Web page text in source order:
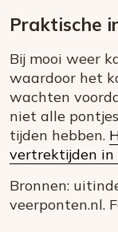
Praktische
Bij mooi weer
waardoor het
wachten
niet alle
tijden hebben.
vertrektijden in
Bronnen:
veerponten.nl.